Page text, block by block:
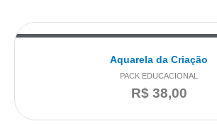
Aquarela da Criação
PACK EDUCACIONAL
R$38,00